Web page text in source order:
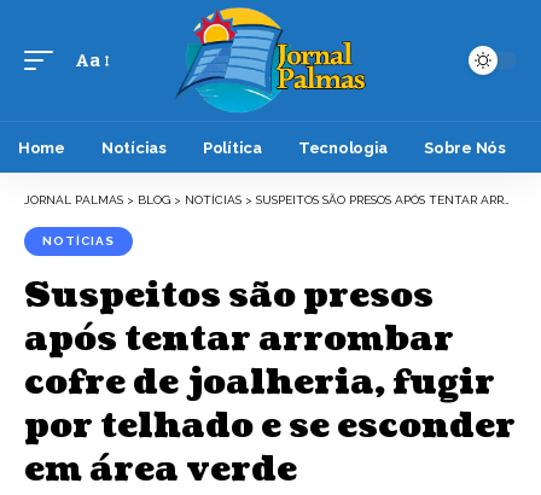
Font
Aa
Home Notícias Política Tecnologia Sobre Nós
JORNAL PALMAS > BLOG > NOTÍCIAS > SUSPEITOS SÃO PRESOS APÓS TENTAR ARROMBAR COFRE DE JOALHERIA, FUGIR POR TELHADO E SE ESCONDER EM ÁREA VERDE
NOTÍCIAS
Suspeitos são presos
após tentar arrombar
cofre de joalheria, fugir
por telhado e se esconder
em área verde